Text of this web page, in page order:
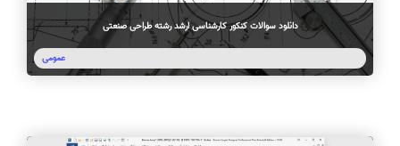
دانلود سوالات کنکور کارشناسی ارشد رشته طراحی صنعتی
عمومی